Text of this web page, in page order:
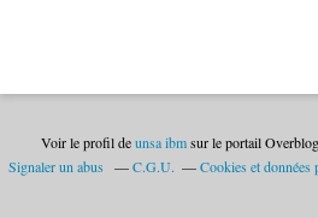
Voir le profil deunsa ibmsur le portail Overblog
Signaler un abus
C.G.U. Cookies et données